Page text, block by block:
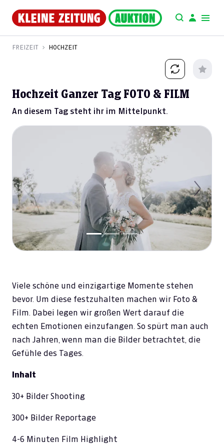
FREIZEIT HOCHZEIT
Hochzeit Ganzer Tag FOTO & FILM
An diesem Tag steht ihr im Mittelpunkt.
Previous Next
Viele schöne und einzigartige Momente stehen
bevor. Um diese festzuhalten machen wir Foto &
Film. Dabei legen wir großen Wert darauf die
echten Emotionen einzufangen. So spürt man auch
nach Jahren, wenn man die Bilder betrachtet, die
Gefühle des Tages.
Inhalt
30+ Bilder Shooting
300+ Bilder Reportage​
4-6 Minuten Film Highlight